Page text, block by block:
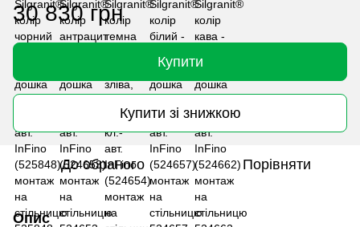
30 830 грн
Купити
Купити зі знижкою
До обраного Порівняти
Опис